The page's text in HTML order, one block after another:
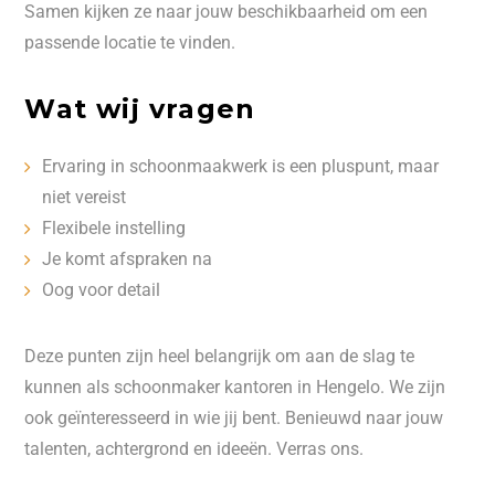
Samen kijken ze naar jouw beschikbaarheid om een
passende locatie te vinden.
Wat wij vragen
Ervaring in schoonmaakwerk is een pluspunt, maar
niet vereist
Flexibele instelling
Je komt afspraken na
Oog voor detail
Deze punten zijn heel belangrijk om aan de slag te
kunnen als schoonmaker kantoren in Hengelo. We zijn
ook geïnteresseerd in wie jij bent. Benieuwd naar jouw
talenten, achtergrond en ideeën. Verras ons.